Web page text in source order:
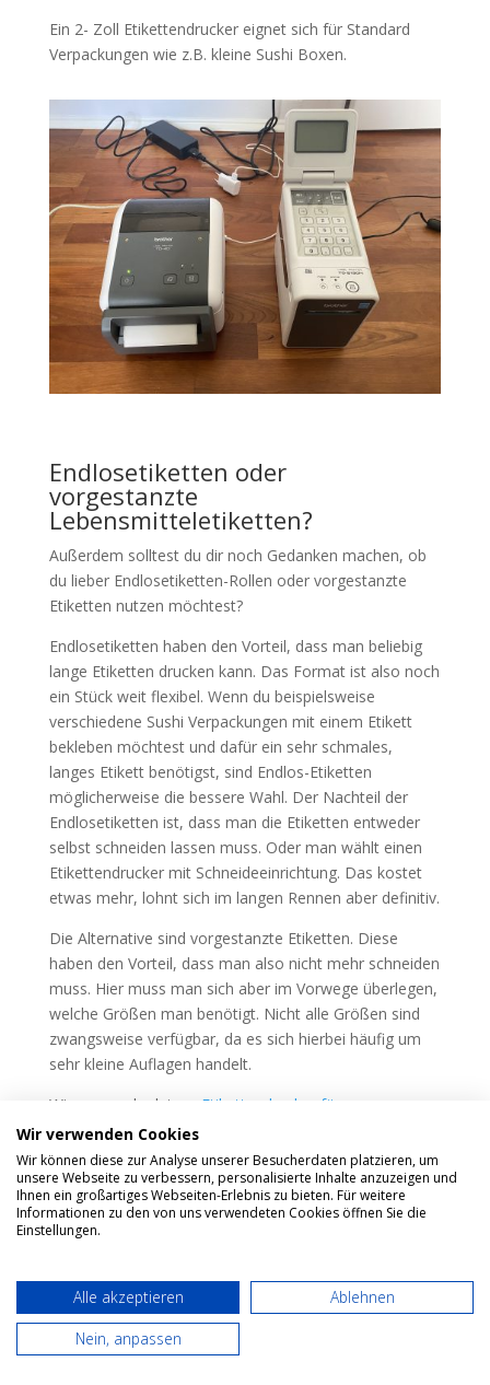
Ein 2- Zoll Etikettendrucker eignet sich für Standard
Verpackungen wie z.B. kleine Sushi Boxen.
Endlosetiketten oder
vorgestanzte
Lebensmitteletiketten?
Außerdem solltest du dir noch Gedanken machen, ob
du lieber Endlosetiketten-Rollen oder vorgestanzte
Etiketten nutzen möchtest?
Endlosetiketten haben den Vorteil, dass man beliebig
lange Etiketten drucken kann. Das Format ist also noch
ein Stück weit flexibel. Wenn du beispielsweise
verschiedene Sushi Verpackungen mit einem Etikett
bekleben möchtest und dafür ein sehr schmales,
langes Etikett benötigst, sind Endlos-Etiketten
möglicherweise die bessere Wahl. Der Nachteil der
Endlosetiketten ist, dass man die Etiketten entweder
selbst schneiden lassen muss. Oder man wählt einen
Etikettendrucker mit Schneideeinrichtung. Das kostet
etwas mehr, lohnt sich im langen Rennen aber definitiv.
Die Alternative sind vorgestanzte Etiketten. Diese
haben den Vorteil, dass man also nicht mehr schneiden
muss. Hier muss man sich aber im Vorwege überlegen,
welche Größen man benötigt. Nicht alle Größen sind
zwangsweise verfügbar, da es sich hierbei häufig um
sehr kleine Auflagen handelt.
Wie genau du deinen Etikettendrucker für
Lebensmitteletiketten einrichten
diesem Artikel.
Außerdem gebe ich in folgendem Beitrag weitere
Tipps,wie man Lebensmittel Etiketten selber drucken
kann.
Lebensmitteletiketten selber
drucken
Wir verwenden Cookies
Wir können diese zur Analyse unserer Besucherdaten platzieren, um
unsere Webseite zu verbessern, personalisierte Inhalte anzuzeigen und
Ihnen ein großartiges Webseiten-Erlebnis zu bieten. Für weitere
Informationen zu den von uns verwendeten Cookies öffnen Sie die
Einstellungen.
Alle akzeptieren
Ablehnen
Nein, anpassen